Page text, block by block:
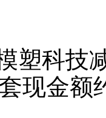
塑科技
现金额